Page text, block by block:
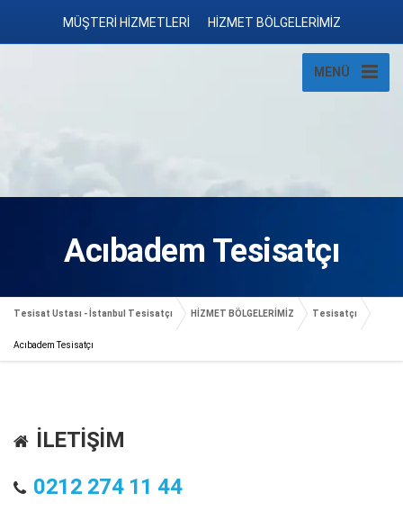
MÜŞTERİ HİZMETLERİ HİZMET BÖLGELERİMİZ
MENÜ
Acıbadem Tesisatçı
Tesisat Ustası - İstanbul Tesisatçı HİZMET BÖLGELERİMİZ Tesisatçı
Acıbadem Tesisatçı
İLETİŞİM
0212 274 11 44